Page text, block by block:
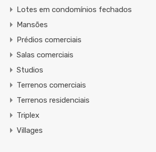
Lotes em condomínios fechados
Mansões
Prédios comerciais
Salas comerciais
Studios
Terrenos comerciais
Terrenos residenciais
Triplex
Villages